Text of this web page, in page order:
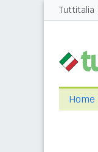
Tuttitalia
Home